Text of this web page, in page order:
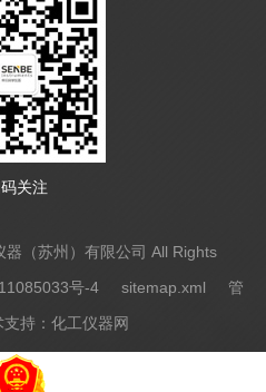
关注
（苏州）有限公司 All Rights
号-4 sitemap.xml
管
持： 化工仪器网